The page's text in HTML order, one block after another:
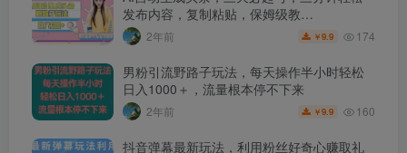
发布内容，复制粘贴，保姆级教…
2年前 ￥9.9 174
男粉引流野路子玩法，每天操作半小时轻松
日入1000＋，流量根本停不下来
2年前 ￥9.9 160
抖音弹幕最新玩法，利用粉丝好奇心赚取礼